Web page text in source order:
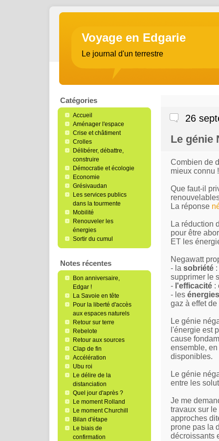
Voyage en Edgarie
Le journal d'un terrestre
Catégories
Accueil
Aménager l'espace
Crise et châtiment
Crolles
Délibérer, débattre,
construire
Démocratie et écologie
Economie
Grésivaudan
Les services publics
dans la tourmente
Mobilité
Renouveler les
énergies
Sortir du cumul
Notes récentes
Bon anniversaire,
Edgar !
La Savoie en tête
Pour la liberté d'accès
aux espaces naturels
Retour sur terre
Rebelote
Retour aux sources
Clap de fin
Accélération
Ubu roi
Le délire de la
distanciation
Quel jour d'après ?
Le moment Rolland
Le moment Churchill
Bilan d'étape
Le biais de
confirmation
26
Le génie
Combien de
mieux connu !
Que faut-il
La réponse
La réduction
pour être
ET les
Negawatt
- la sobriété
supprimer le
- l'efficacité:
- les
gaz à effet de
Le génie
l'énergie est
cause
ensemble,
disponibles.
Le génie
entre les
Je me
travaux sur
approches
prone pas la
décroissants